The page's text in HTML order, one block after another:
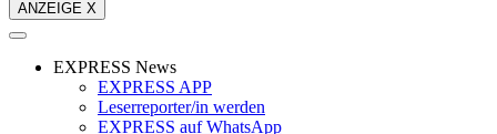
ANZEIGE X
EXPRESS News
EXPRESS APP
Leserreporter/in werden
EXPRESS auf WhatsApp